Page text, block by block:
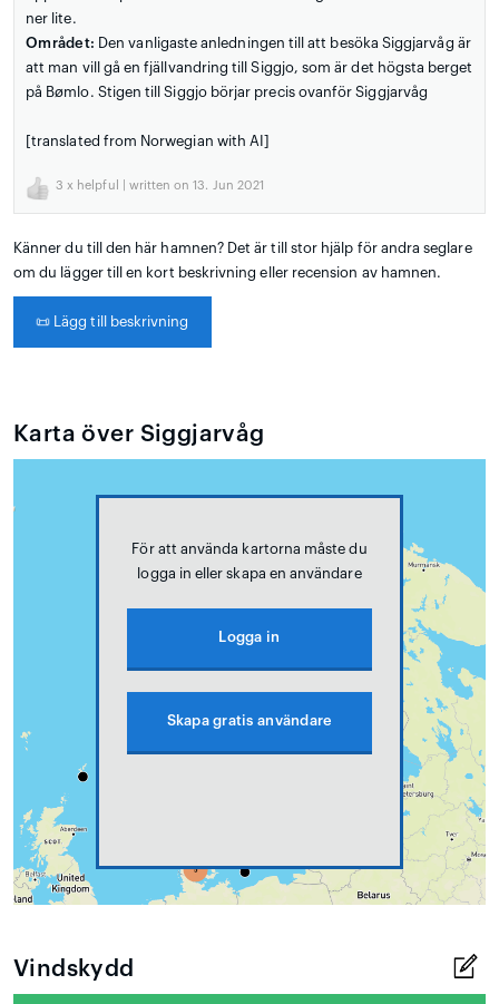
ner lite.
Området: Den vanligaste anledningen till att besöka Siggjarvåg är
att man vill gå en fjällvandring till Siggjo, som är det högsta berget
på Bømlo. Stigen till Siggjo börjar precis ovanför Siggjarvåg
[translated from Norwegian with AI]
3 x helpful | written on 13. Jun 2021
Känner du till den här hamnen? Det är till stor hjälp för andra seglare
om du lägger till en kort beskrivning eller recension av hamnen.
📜 Lägg till beskrivning
Karta över Siggjarvåg
För att använda kartorna måste du
logga in eller skapa en användare
Logga in
Skapa gratis användare
Vindskydd